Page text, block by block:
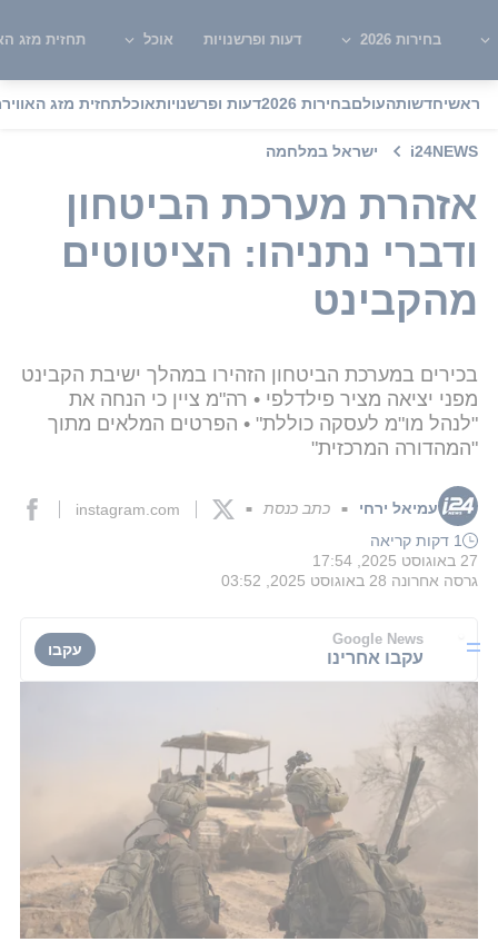
בחירות 2026 דעות ופרשנויות אוכל תחזית מזג
ראשיחדשותהעולםבחירות 2026 דעות ופרשנויותאוכלתחזית מזג האוויר
i24NEWS ישראל במלחמה
אזהרת מערכת הביטחון
ודברי נתניהו: הציטוטים
מהקבינט
בכירים במערכת הביטחון הזהירו במהלך ישיבת הקבינט
מפני יציאה מציר פילדלפי • רה"מ ציין כי הנחה את
"לנהל מו"מ לעסקה כוללת" • הפרטים המלאים מתוך
"המהדורה המרכזית"
עמיאל ירחי ■ כתב כנסת ■
instagram.com
1 דקות קריאה
27 באוגוסט 2025, 17:54
גרסה אחרונה 28 באוגוסט 2025, 03:52
Google News
עקבו אחרינו עקבו